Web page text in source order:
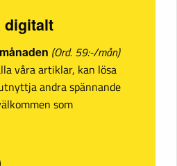
digitalt
(Ord. 59:-/mån)
våra artiklar, kan lösa
andra spännande
som